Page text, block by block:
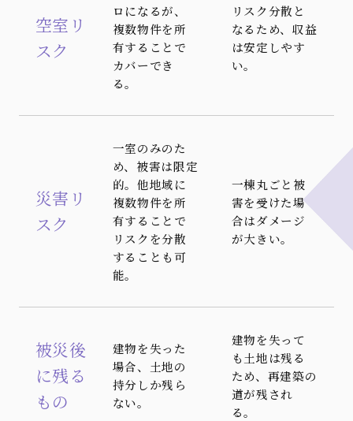
空室リ
スク
ロになるが、
複数物件を所
有することで
カバーでき
る。
リスク分散と
なるため、収益
は安定しやす
い。
災害リ
スク
一室のみのた
め、被害は限定
的。他地域に
複数物件を所
有することで
リスクを分散
することも可
能。
一棟丸ごと被
害を受けた場
合はダメージ
が大きい。
被災後
に残る
もの
建物を失った
場合、土地の
持分しか残ら
ない。
建物を失って
も土地は残る
ため、再建築の
道が残され
る。